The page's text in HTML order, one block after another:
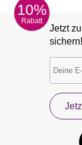
10%
Rabatt
Jetzt
sichern!